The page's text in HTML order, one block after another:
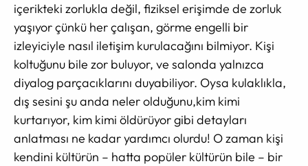
içerikteki zorlukla değil, fiziksel erişimde de zorluk
yaşıyor çünkü her çalışan, görme engelli bir
izleyiciyle nasıl iletişim kurulacağını bilmiyor. Kişi
koltuğunu bile zor buluyor, ve salonda yalnızca
diyalog parçacıklarını duyabiliyor. Oysa kulaklıkla,
dış sesini şu anda neler olduğunu,kim kimi
kurtarıyor, kim kimi öldürüyor gibi detayları
anlatması ne kadar yardımcı olurdu! O zaman kişi
kendini kültürün – hatta popüler kültürün bile – bir